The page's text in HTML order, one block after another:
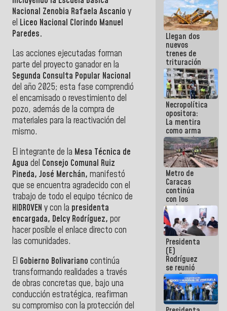
Nacional Zenobia Rafaela Ascanio y
el Liceo Nacional Clorindo Manuel
Paredes.
Las acciones ejecutadas forman
parte del proyecto ganador en la
Segunda Consulta Popular Nacional
del año 2025; esta fase comprendió
el encamisado o revestimiento del
pozo, además de la compra de
materiales para la reactivación del
mismo.
El integrante de la Mesa Técnica de
Agua del Consejo Comunal Ruiz
Pineda, José Merchán, manifestó
que se encuentra agradecido con el
trabajo de todo el equipo técnico de
HIDROVEN y con la presidenta
encargada, Delcy Rodríguez, por
hacer posible el enlace directo con
las comunidades.
El Gobierno Bolivariano continúa
transformando realidades a través
de obras concretas que, bajo una
conducción estratégica, reafirman
su compromiso con la protección del
cada vez
que escribes
porque lo
que haces
es
embarrarla
Llegan dos
nuevos
trenes de
trituración
para
optimizar
manejo de
escombros
en La Guaira
Necropolítica
opositora:
La mentira
como arma
contra el
Pueblo
Metro de
Caracas
continúa
con los
trabajos de
mantenimiento
e inspección
en la Línea 2
Presidenta
(E)
Rodríguez
se reunió
con Estado
Mayor
Eléctrico
para